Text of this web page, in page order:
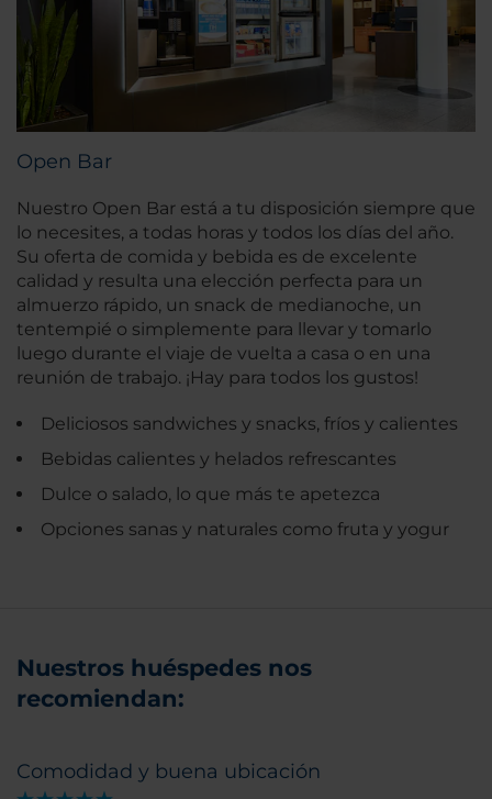
Open Bar
Nuestro Open Bar está a tu disposición siempre que
lo necesites, a todas horas y todos los días del año.
Su oferta de comida y bebida es de excelente
calidad y resulta una elección perfecta para un
almuerzo rápido, un snack de medianoche, un
tentempié o simplemente para llevar y tomarlo
luego durante el viaje de vuelta a casa o en una
reunión de trabajo. ¡Hay para todos los gustos!
Deliciosos sandwiches y snacks, fríos y calientes
Bebidas calientes y helados refrescantes
Dulce o salado, lo que más te apetezca
Opciones sanas y naturales como fruta y yogur
Nuestros huéspedes nos
recomiendan:
Comodidad y buena ubicación